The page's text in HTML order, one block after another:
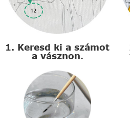
1. Keresd ki a számot
a vásznon.